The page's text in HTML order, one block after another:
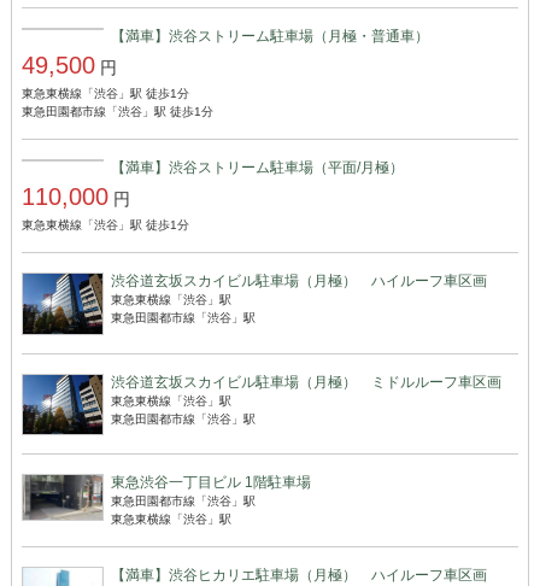
【満車】渋谷ストリーム駐車場（月極・普通車）
49,500 円
東急東横線「渋谷」駅 徒歩1分
東急田園都市線「渋谷」駅 徒歩1分
【満車】渋谷ストリーム駐車場（平面/月極）
110,000 円
東急東横線「渋谷」駅 徒歩1分
渋谷道玄坂スカイビル駐車場（月極） ハイルーフ車区画
東急東横線「渋谷」駅
東急田園都市線「渋谷」駅
渋谷道玄坂スカイビル駐車場（月極） ミドルルーフ車区画
東急東横線「渋谷」駅
東急田園都市線「渋谷」駅
東急渋谷一丁目ビル 1階駐車場
東急田園都市線「渋谷」駅
東急東横線「渋谷」駅
【満車】渋谷ヒカリエ駐車場（月極） ハイルーフ車区画